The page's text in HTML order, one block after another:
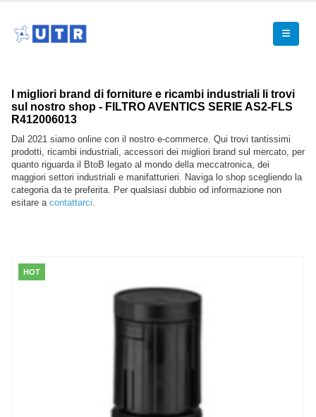
I migliori brand di forniture e ricambi industriali li trovi
sul nostro shop - FILTRO AVENTICS SERIE AS2-FLS
R412006013
Dal 2021 siamo online con il nostro e-commerce. Qui trovi tantissimi
prodotti, ricambi industriali, accessori dei migliori brand sul mercato, per
quanto riguarda il BtoB legato al mondo della meccatronica, dei
maggiori settori industriali e manifatturieri. Naviga lo shop scegliendo la
categoria da te preferita. Per qualsiasi dubbio od informazione non
esitare a contattarci.
HOT